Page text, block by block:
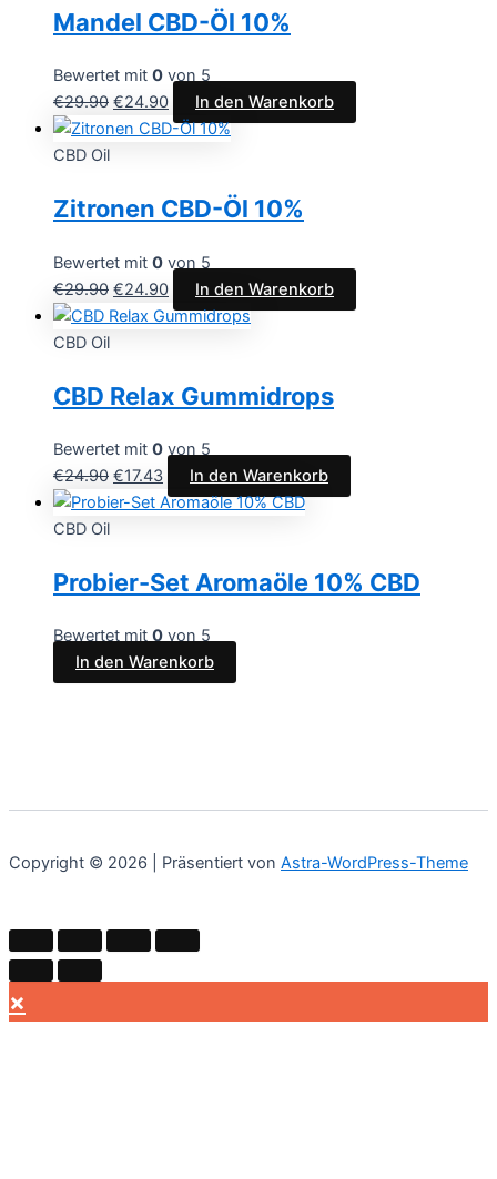
Mandel CBD-Öl 10%
Bewertet mit 0 von 5
€29.90 €24.90 In den Warenkorb
CBD Oil
Zitronen CBD-Öl 10%
Bewertet mit 0 von 5
€29.90 €24.90 In den Warenkorb
CBD Oil
CBD Relax Gummidrops
Bewertet mit 0 von 5
€24.90 €17.43 In den Warenkorb
CBD Oil
Probier-Set Aromaöle 10% CBD
Bewertet mit 0 von 5
In den Warenkorb
Copyright © 2026 | Präsentiert von Astra-WordPress-Theme
×